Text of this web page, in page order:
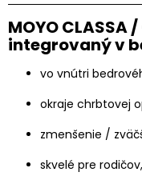
MOYO CLASSA
integrovaný v
vo vnútri
okraje chrbtovej
zmenšenie /
skvelé pre